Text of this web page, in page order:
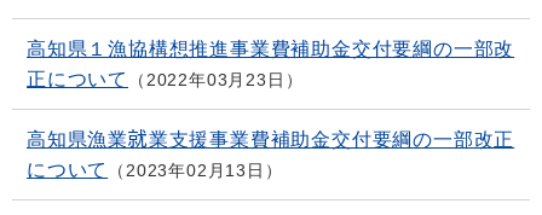
高知県１漁協構想推進事業費補助金交付要綱の一部改
正について
2022年03月23日
高知県漁業就業支援事業費補助金交付要綱の一部改正
について
2023年02月13日